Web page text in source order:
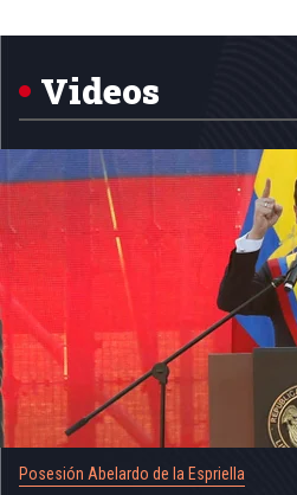
1
Videos
Posesión Abelardo de la Espriella